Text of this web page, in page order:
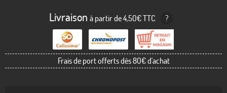
Livraison à partir de 4,50€ TTC ?
Frais de port offerts dès 80€ d'achat